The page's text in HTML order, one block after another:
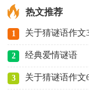
热文推荐
1 关于猜谜语作文
2 经典爱情谜语
3 关于猜谜语作文